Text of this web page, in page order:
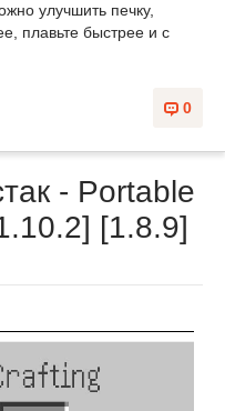
улучшить печку,
плавьте быстрее и с
0
- Portable
[1.8.9]